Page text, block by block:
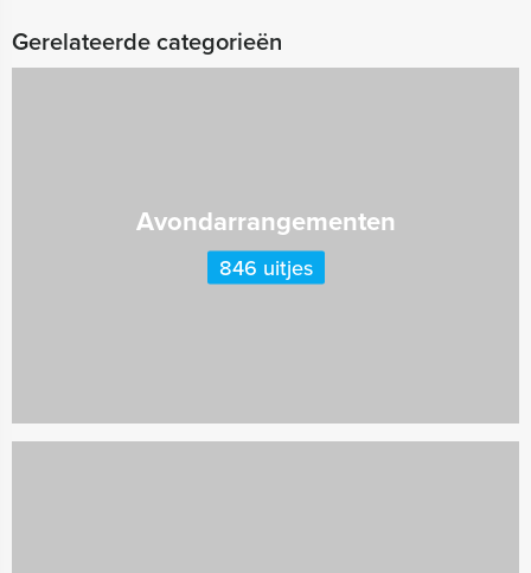
Gerelateerde categorieën
Avondarrangementen
846 uitjes